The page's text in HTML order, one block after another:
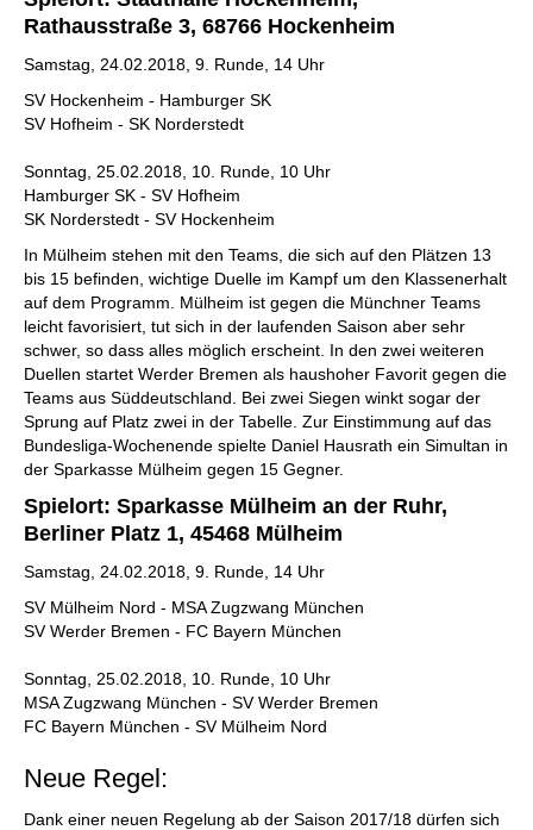
Rathausstraße 3, 68766 Hockenheim
Samstag, 24.02.2018, 9. Runde, 14 Uhr
SV Hockenheim - Hamburger SK
SV Hofheim - SK Norderstedt
Sonntag, 25.02.2018, 10. Runde, 10 Uhr
Hamburger SK - SV Hofheim
SK Norderstedt - SV Hockenheim
In Mülheim stehen mit den Teams, die sich auf den Plätzen 13
bis 15 befinden, wichtige Duelle im Kampf um den Klassenerhalt
auf dem Programm. Mülheim ist gegen die Münchner Teams
leicht favorisiert, tut sich in der laufenden Saison aber sehr
schwer, so dass alles möglich erscheint. In den zwei weiteren
Duellen startet Werder Bremen als haushoher Favorit gegen die
Teams aus Süddeutschland. Bei zwei Siegen winkt sogar der
Sprung auf Platz zwei in der Tabelle. Zur Einstimmung auf das
Bundesliga-Wochenende spielte Daniel Hausrath ein Simultan in
der Sparkasse Mülheim gegen 15 Gegner.
Spielort: Sparkasse Mülheim an der Ruhr,
Berliner Platz 1, 45468 Mülheim
Samstag, 24.02.2018, 9. Runde, 14 Uhr
SV Mülheim Nord - MSA Zugzwang München
SV Werder Bremen - FC Bayern München
Sonntag, 25.02.2018, 10. Runde, 10 Uhr
MSA Zugzwang München - SV Werder Bremen
FC Bayern München - SV Mülheim Nord
Neue Regel:
Dank einer neuen Regelung ab der Saison 2017/18 dürfen sich